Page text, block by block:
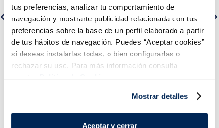
tus preferencias, analizar tu comportamiento de
navegación y mostrarte publicidad relacionada con tus
preferencias sobre la base de un perfil elaborado a partir
de tus hábitos de navegación. Puedes “Aceptar cookies”
si deseas instalarlas todas, o bien configurarlas o
rechazar su uso. Para más información consulta
nuestraPolítica de Cookies.
Mostrar detalles
Aceptar y cerrar
Añadir
Almeja del Pacífico MSC
Añadir